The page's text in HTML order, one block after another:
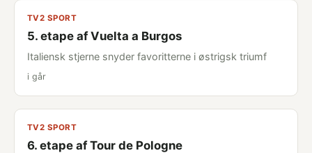
TV2 SPORT
5. etape af Vuelta a Burgos
Italiensk stjerne snyder favoritterne i østrigsk triumf
i går
TV2 SPORT
6. etape af Tour de Pologne